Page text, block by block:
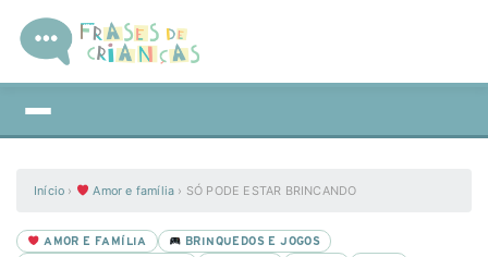
Início › Amor e família › SÓ PODE ESTAR BRINCANDO
AMOR E FAMÍLIA
BRINQUEDOS E JOGOS